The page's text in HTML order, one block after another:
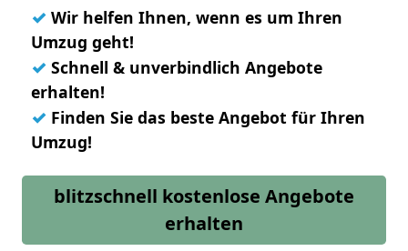
✓ Wir helfen Ihnen, wenn es um Ihren
Umzug geht!
✓ Schnell & unverbindlich Angebote
erhalten!
✓ Finden Sie das beste Angebot für Ihren
Umzug!
blitzschnell kostenlose Angebote
erhalten